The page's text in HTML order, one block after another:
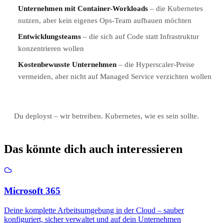
Unternehmen mit Container-Workloads – die Kubernetes
nutzen, aber kein eigenes Ops-Team aufbauen möchten
Entwicklungsteams – die sich auf Code statt Infrastruktur
konzentrieren wollen
Kostenbewusste Unternehmen – die Hyperscaler-Preise
vermeiden, aber nicht auf Managed Service verzichten wollen
Du deployst – wir betreiben. Kubernetes, wie es sein sollte.
Das könnte dich auch interessieren
Microsoft 365
Deine komplette Arbeitsumgebung in der Cloud – sauber
konfiguriert, sicher verwaltet und auf dein Unternehmen